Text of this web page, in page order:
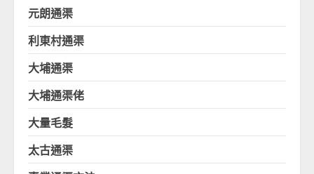
元朗通渠
利東村通渠
大埔通渠
大埔通渠佬
大量毛髮
太古通渠